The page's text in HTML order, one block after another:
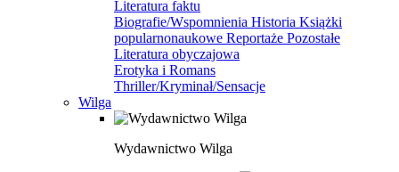
Literatura faktu
Biografie/Wspomnienia Historia Książki
popularnonaukowe Reportaże Pozostałe
Literatura obyczajowa
Erotyka i Romans
Thriller/Kryminał/Sensacje
Wilga
Wydawnictwo Wilga